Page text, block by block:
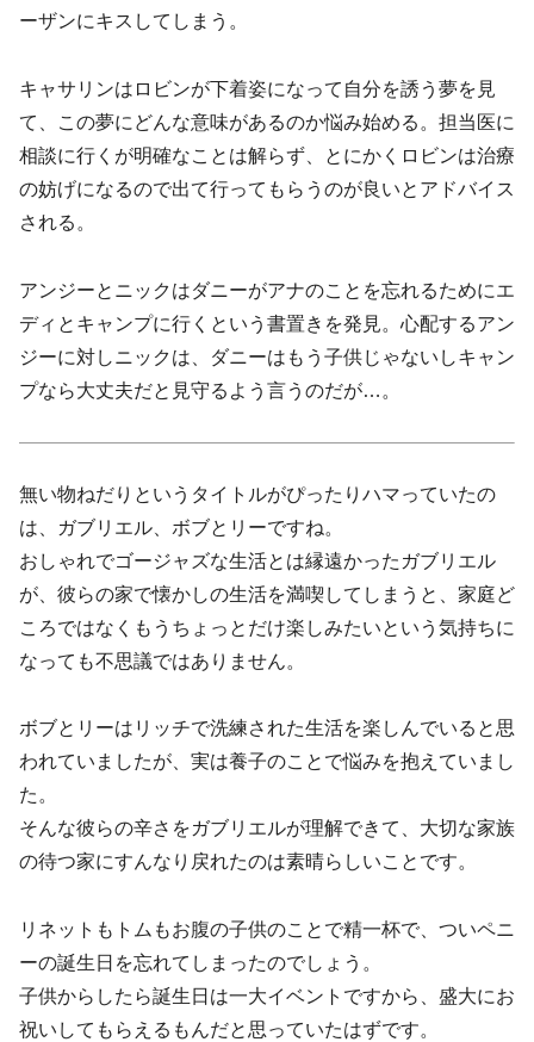
ーザンにキスしてしまう。
キャサリンはロビンが下着姿になって自分を誘う夢を見
て、この夢にどんな意味があるのか悩み始める。担当医に
相談に行くが明確なことは解らず、とにかくロビンは治療
の妨げになるので出て行ってもらうのが良いとアドバイス
される。
アンジーとニックはダニーがアナのことを忘れるためにエ
ディとキャンプに行くという書置きを発見。心配するアン
ジーに対しニックは、ダニーはもう子供じゃないしキャン
プなら大丈夫だと見守るよう言うのだが…。
無い物ねだりというタイトルがぴったりハマっていたの
は、ガブリエル、ボブとリーですね。
おしゃれでゴージャズな生活とは縁遠かったガブリエル
が、彼らの家で懐かしの生活を満喫してしまうと、家庭ど
ころではなくもうちょっとだけ楽しみたいという気持ちに
なっても不思議ではありません。
ボブとリーはリッチで洗練された生活を楽しんでいると思
われていましたが、実は養子のことで悩みを抱えていまし
た。
そんな彼らの辛さをガブリエルが理解できて、大切な家族
の待つ家にすんなり戻れたのは素晴らしいことです。
リネットもトムもお腹の子供のことで精一杯で、ついペニ
ーの誕生日を忘れてしまったのでしょう。
子供からしたら誕生日は一大イベントですから、盛大にお
祝いしてもらえるもんだと思っていたはずです。